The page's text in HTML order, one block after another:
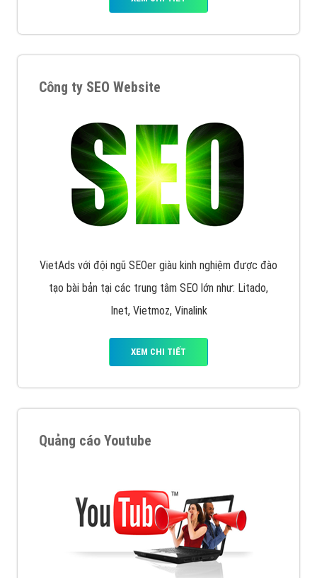
Công ty SEO Website
VietAds với đội ngũ SEOer giàu kinh nghiệm được đào
tạo bài bản tại các trung tâm SEO lớn như: Litado,
Inet, Vietmoz, Vinalink
XEM CHI TIẾT
Quảng cáo Youtube